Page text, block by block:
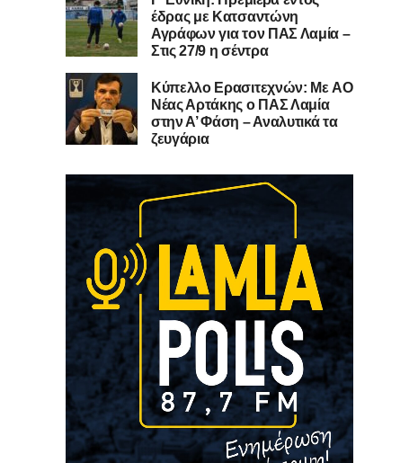
έδρας με Κατσαντώνη
Αγράφων για τον ΠΑΣ Λαμία –
Στις 27/9 η σέντρα
Kύπελλο Ερασιτεχνών: Με AO
Nέας Αρτάκης ο ΠΑΣ Λαμία
στην Α’ Φάση – Αναλυτικά τα
ζευγάρια